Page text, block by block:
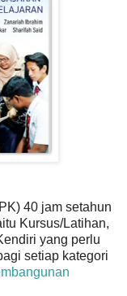
40 jam setahun
Kursus/Latihan,
yang perlu
setiap kategori